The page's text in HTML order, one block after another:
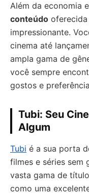
Além da economia
conteúdo
impressionante.
cinema até
ampla gama de
você sempre
gostos e
Tubi: Seu
Algum
Tubi é a sua porta
filmes e séries sem
vasta gama de
como uma